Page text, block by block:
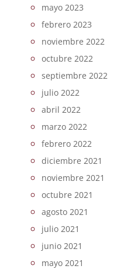
mayo 2023
febrero 2023
noviembre 2022
octubre 2022
septiembre 2022
julio 2022
abril 2022
marzo 2022
febrero 2022
diciembre 2021
noviembre 2021
octubre 2021
agosto 2021
julio 2021
junio 2021
mayo 2021